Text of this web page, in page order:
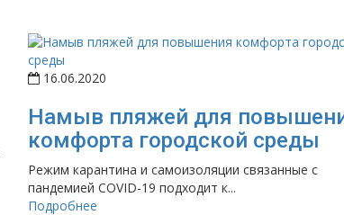
16.06.2020
Намыв пляжей для
комфорта городской среды
Режим карантина и самоизоляции связанные с
пандемией COVID-19 подходит к...
Подробнее